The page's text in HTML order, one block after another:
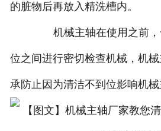
的脏物后再放入精洗槽内。
机械主轴在使用之前，
位之间进行密切检查机械，机
承防止因为清洁不到位影响机械